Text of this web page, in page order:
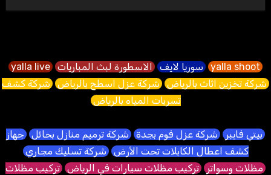
yalla shoot سوريا لايف الاسطورة لبث المباريات yalla live
شركة تخزين اثاث بالرياض شركة عزل اسطح بالرياض شركة كشف
تسربات المياه بالرياض
بيتي فايبر شركة عزل فوم بجدة شركة ترميم منازل بحائل جهاز
كشف اعطال الكابلات تحت الأرض شركة تسليك مجاري
مظلات وسواتر تركيب مظلات سيارات في الرياض تركيب مظلات